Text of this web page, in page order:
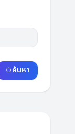
ค้นหา